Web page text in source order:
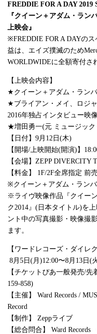
FREDDIE FOR A DAY 2019
『クイーン＋アダム・ラン
上映会』
※FREDDIE FOR A DAYのス
益は、エイズ撲滅のため
WORLDWIDEに全額寄付さ
【上映会内容】
★クイーン＋アダム・ラン
★ブライアン・メイ、ロジ
2016年独占インタビュー映
★増田勇一(元 ミュージッ
【日付】 9月 12 日 (木)
【開場/上映開始(開演) 】
【会場】 ZEPP DIVERCITY
【料金】
1F/2F全席指定 前
※クイーン＋アダム・ラン
※ライヴ映像作品『クイー
ク2014』 ( 日本タイトル)を
ント中の写真撮影・映像撮
ます。
【ワードレコーズ・ダイレ
8月 5 日 (月 )12:00〜8月 13 日 (
【チケットぴあ一般発売/先
159-858)
【主催】
Ward Records /
Record
【制作】
Zeppライブ
【総合問合】
Ward Records